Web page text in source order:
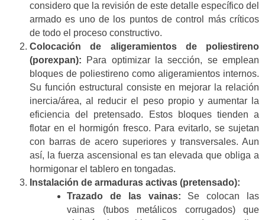
considero que la revisión de este detalle específico del
armado es uno de los puntos de control más críticos
de todo el proceso constructivo.
Colocación de aligeramientos de poliestireno
(porexpan): Para optimizar la sección, se emplean
bloques de poliestireno como aligeramientos internos.
Su función estructural consiste en mejorar la relación
inercia/área, al reducir el peso propio y aumentar la
eficiencia del pretensado. Estos bloques tienden a
flotar en el hormigón fresco. Para evitarlo, se sujetan
con barras de acero superiores y transversales. Aun
así, la fuerza ascensional es tan elevada que obliga a
hormigonar el tablero en tongadas.
Instalación de armaduras activas (pretensado):
Trazado de las vainas: Se colocan las
vainas (tubos metálicos corrugados) que